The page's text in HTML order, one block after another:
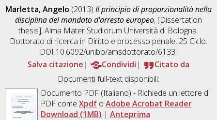
Marletta, Angelo (2013) Il principio di proporzionalità nella
disciplina del mandato d'arresto europeo, [Dissertation
thesis], Alma Mater Studiorum Università di Bologna.
Dottorato di ricerca in Diritto e processo penale, 25 Ciclo.
DOI 10.6092/unibo/amsdottorato/6133.
Salva citazione
Condividi
Citato da
Documenti full-text disponibili:
Documento PDF(Italiano) - Richiede un lettore di
PDF come Xpdfo Adobe Acrobat Reader
Download (1MB) | Anteprima